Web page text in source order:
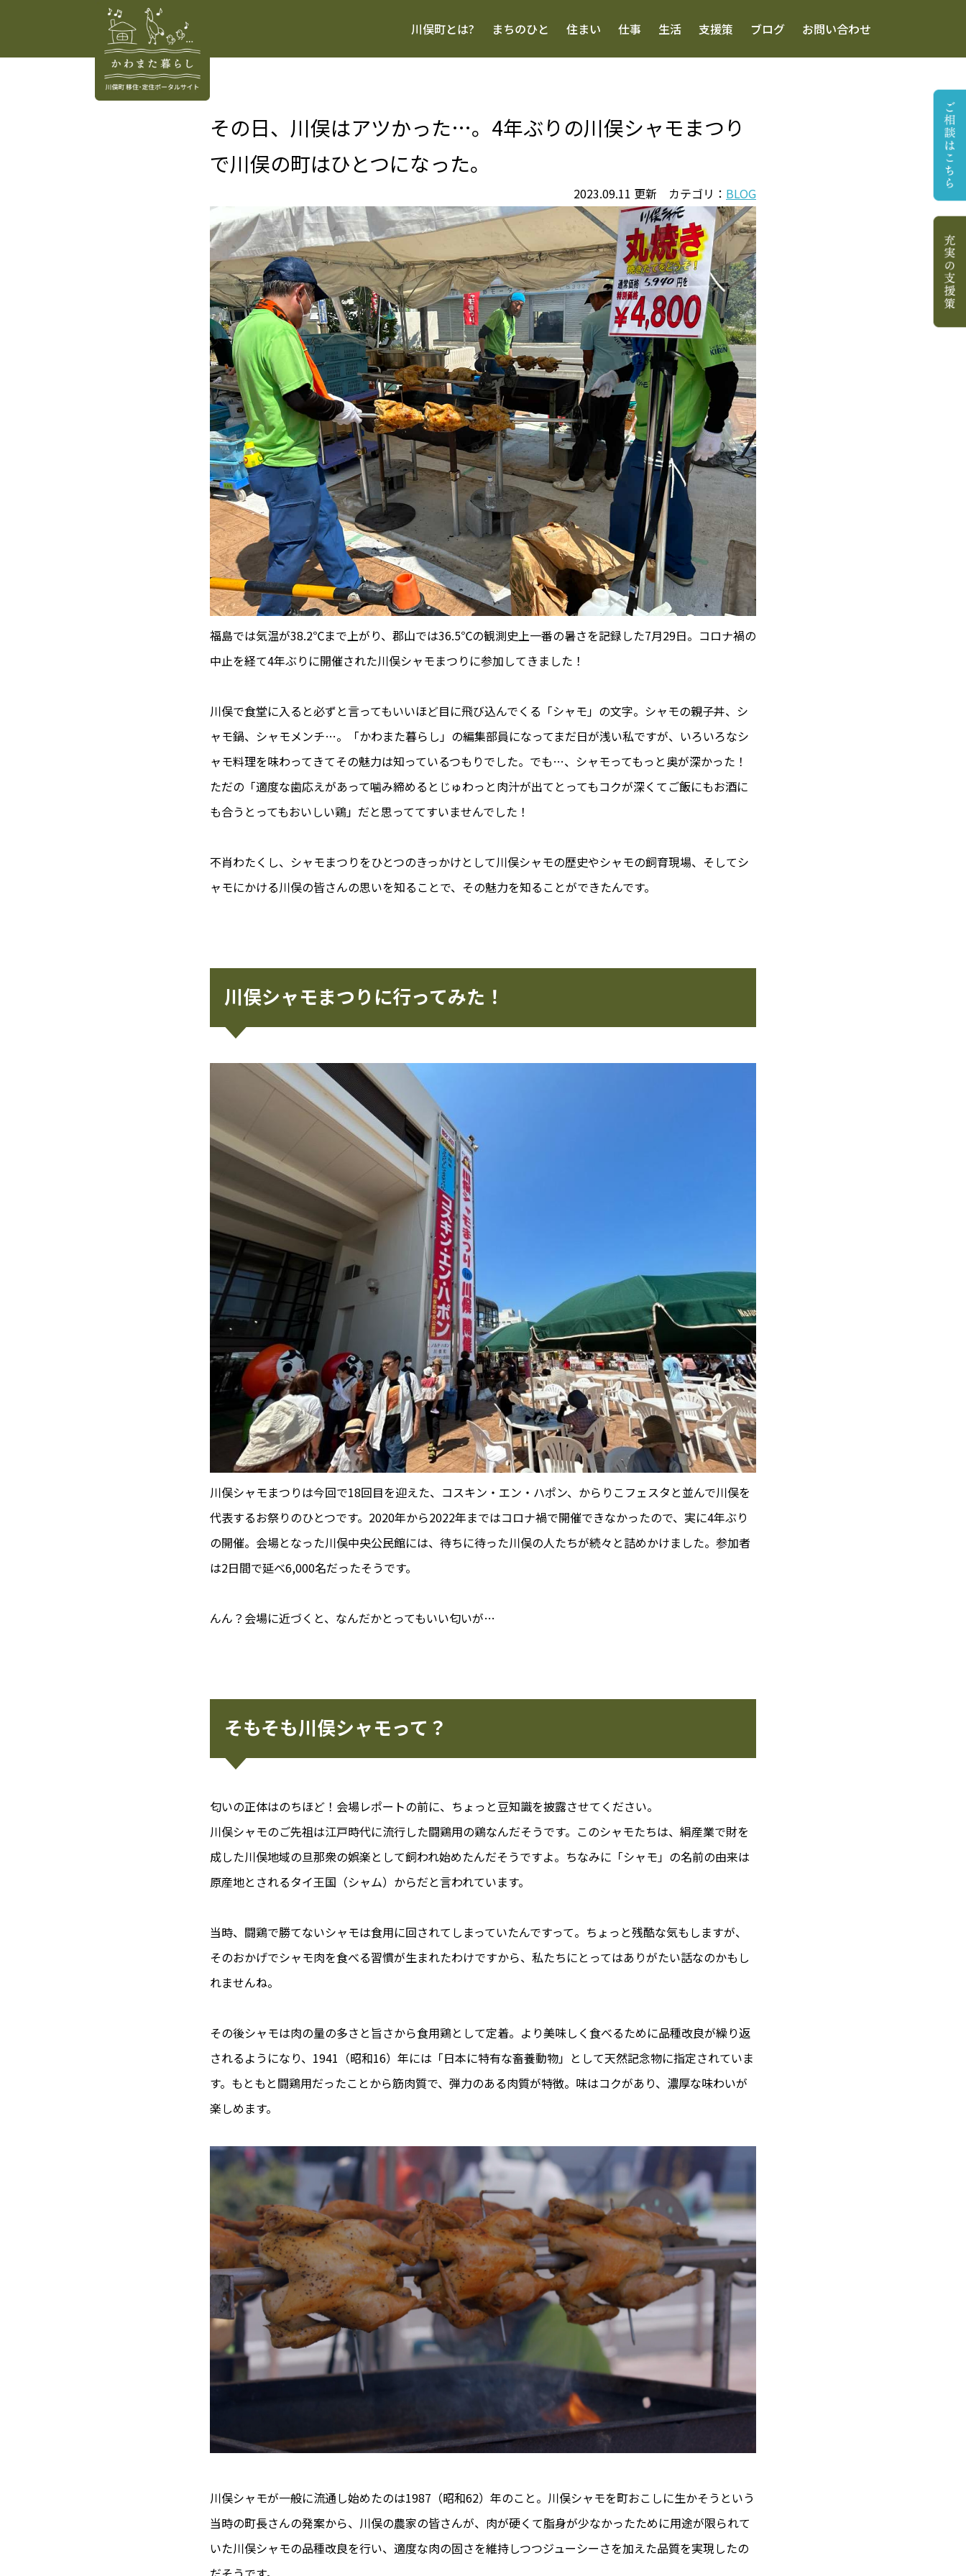
川俣町とは? まちのひと 住まい 仕事 生活 支援策 ブログ お問い合わせ
その日、川俣はアツかった…。4年ぶりの川俣シャモまつり
で川俣の町はひとつになった。
2023.09.11 更新 カテゴリ： BLOG
福島では気温が38.2℃まで上がり、郡山では36.5℃の観測史上一番の暑さを記録した7月29日。コロナ禍の
中止を経て4年ぶりに開催された川俣シャモまつりに参加してきました！
川俣で食堂に入ると必ずと言ってもいいほど目に飛び込んでくる「シャモ」の文字。シャモの親子丼、シ
ャモ鍋、シャモメンチ…。「かわまた暮らし」の編集部員になってまだ日が浅い私ですが、いろいろなシ
ャモ料理を味わってきてその魅力は知っているつもりでした。でも…、シャモってもっと奥が深かった！
ただの「適度な歯応えがあって噛み締めるとじゅわっと肉汁が出てとってもコクが深くてご飯にもお酒に
も合うとってもおいしい鶏」だと思っててすいませんでした！
不肖わたくし、シャモまつりをひとつのきっかけとして川俣シャモの歴史やシャモの飼育現場、そしてシ
ャモにかける川俣の皆さんの思いを知ることで、その魅力を知ることができたんです。
川俣シャモまつりに行ってみた！
川俣シャモまつりは今回で18回目を迎えた、コスキン・エン・ハポン、からりこフェスタと並んで川俣を
代表するお祭りのひとつです。2020年から2022年まではコロナ禍で開催できなかったので、実に4年ぶり
の開催。会場となった川俣中央公民館には、待ちに待った川俣の人たちが続々と詰めかけました。参加者
は2日間で延べ6,000名だったそうです。
んん？会場に近づくと、なんだかとってもいい匂いが…
そもそも川俣シャモって？
匂いの正体はのちほど！会場レポートの前に、ちょっと豆知識を披露させてください。
川俣シャモのご先祖は江戸時代に流行した闘鶏用の鶏なんだそうです。このシャモたちは、絹産業で財を
成した川俣地域の旦那衆の娯楽として飼われ始めたんだそうですよ。ちなみに「シャモ」の名前の由来は
原産地とされるタイ王国（シャム）からだと言われています。
当時、闘鶏で勝てないシャモは食用に回されてしまっていたんですって。ちょっと残酷な気もしますが、
そのおかげでシャモ肉を食べる習慣が生まれたわけですから、私たちにとってはありがたい話なのかもし
れませんね。
その後シャモは肉の量の多さと旨さから食用鶏として定着。より美味しく食べるために品種改良が繰り返
されるようになり、1941（昭和16）年には「日本に特有な畜養動物」として天然記念物に指定されていま
す。もともと闘鶏用だったことから筋肉質で、弾力のある肉質が特徴。味はコクがあり、濃厚な味わいが
楽しめます。
川俣シャモが一般に流通し始めたのは1987（昭和62）年のこと。川俣シャモを町おこしに生かそうという
当時の町長さんの発案から、川俣の農家の皆さんが、肉が硬くて脂身が少なかったために用途が限られて
いた川俣シャモの品種改良を行い、適度な肉の固さを維持しつつジューシーさを加えた品質を実現したの